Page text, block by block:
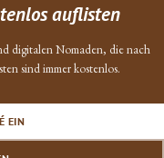
auflisten
digitalen Nomaden, die nach
sind immer kostenlos.
EIN